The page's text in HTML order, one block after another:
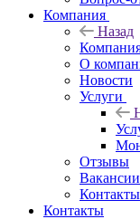
Компания
Назад
О
Новости
Услуги
Отзывы
Вакансии
Контакты
Контакты